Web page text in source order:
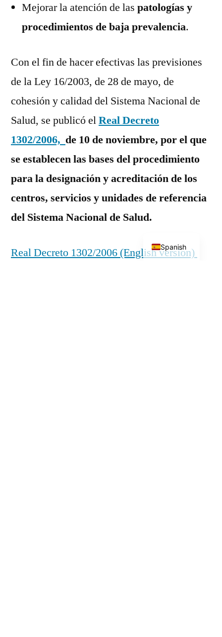
Mejorar la atención de las patologías y
procedimientos de baja prevalencia.
Con el fin de hacer efectivas las previsiones
de la Ley 16/2003, de 28 de mayo, de
cohesión y calidad del Sistema Nacional de
Salud, se publicó elReal Decreto
1302/2006, de 10 de noviembre, por el que
se establecen las bases del procedimiento
para la designación y acreditación de los
centros, servicios y unidades de referencia
del Sistema Nacional de Salud.
Real Decreto 1302/2006 (English version)
Spanish